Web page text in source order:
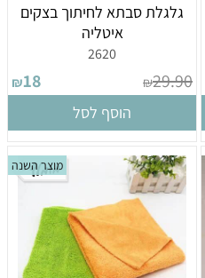
גלגלת סבתא לחיתוך בצקים
איטליה
2620
₪29.90
₪18
הוסף לסל
מוצר השנה